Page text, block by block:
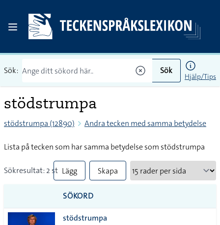
Sök: Sök
Hjälp/Tips
stödstrumpa
stödstrumpa (12890) Andra tecken med samma betydelse
Lista på tecken som har samma betydelse som stödstrumpa
Sökresultat: 2 st Lägg
till
alla i
Skapa
SÖKORD
stödstrumpa